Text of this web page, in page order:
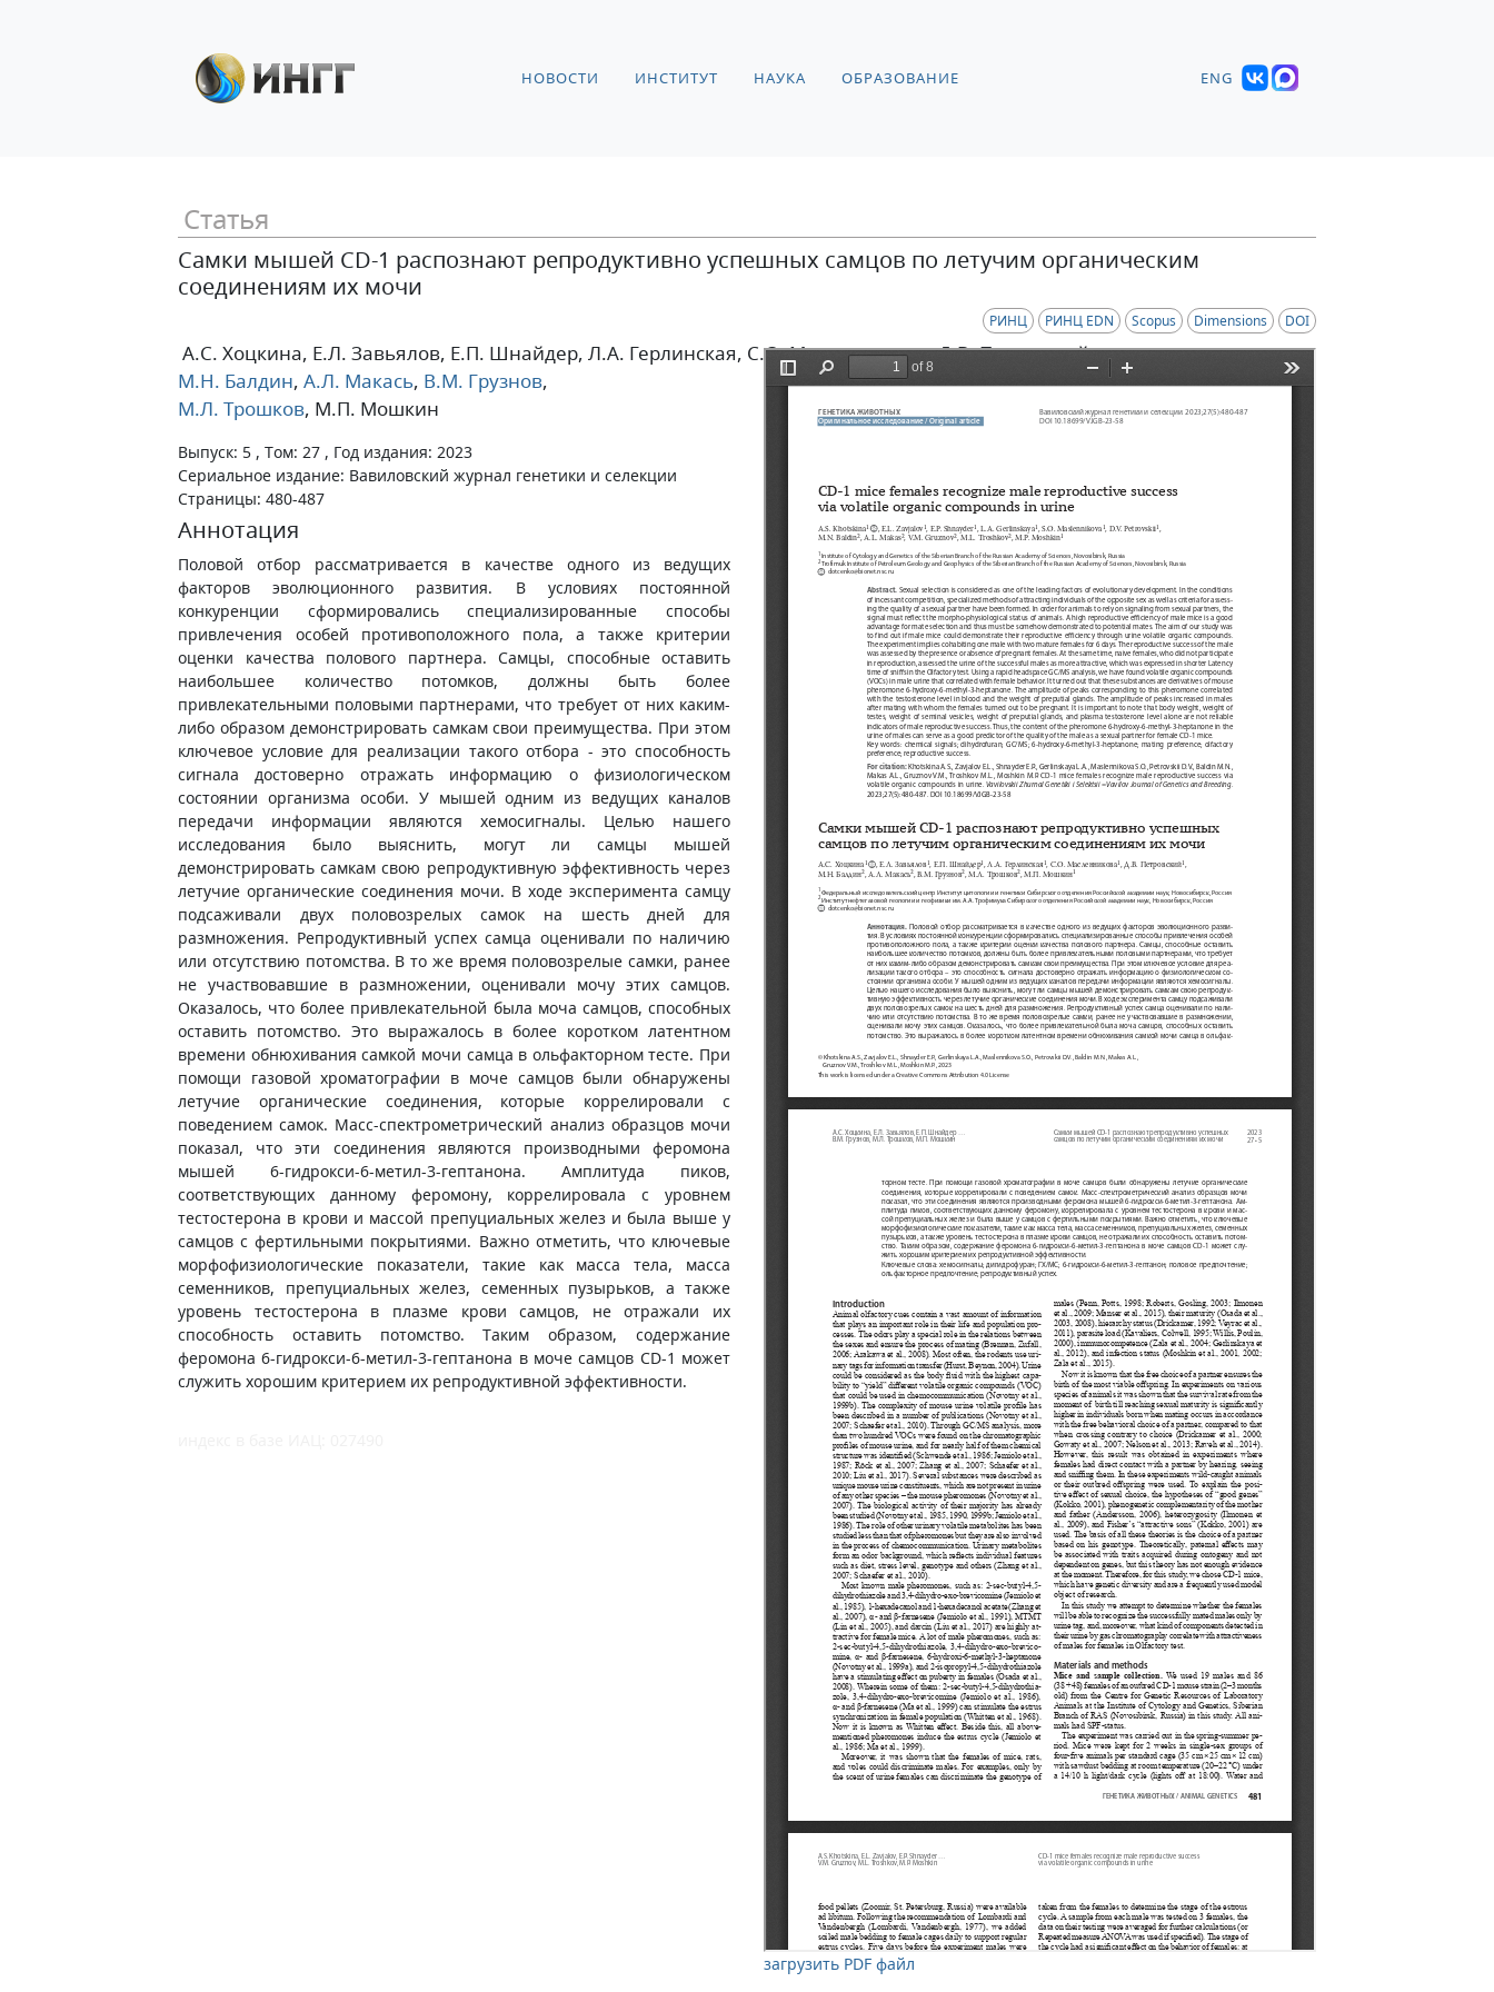
НОВОСТИ ИНСТИТУТ НАУКА ОБРАЗОВАНИЕ ENG
Статья
Самки мышей CD-1 распознают репродуктивно успешных самцов по летучим органическим
соединениям их мочи
РИНЦ РИНЦ EDN Scopus Dimensions DOI
А.С. Хоцкина, Е.Л. Завьялов, Е.П. Шнайдер, Л.А. Герлинская, С.О. Масленникова, Д.В. Петровский,
М.Н. Балдин, А.Л. Макась, В.М. Грузнов,
М.Л. Трошков, М.П. Мошкин
Выпуск: 5 , Том: 27 , Год издания: 2023
Сериальное издание: Вавиловский журнал генетики и селекции
Страницы: 480-487
Аннотация
Половой отбор рассматривается в качестве одного из ведущих
факторов эволюционного развития. В условиях постоянной
конкуренции сформировались специализированные способы
привлечения особей противоположного пола, а также критерии
оценки качества полового партнера. Самцы, способные оставить
наибольшее количество потомков, должны быть более
привлекательными половыми партнерами, что требует от них каким-
либо образом демонстрировать самкам свои преимущества. При этом
ключевое условие для реализации такого отбора - это способность
сигнала достоверно отражать информацию о физиологическом
состоянии организма особи. У мышей одним из ведущих каналов
передачи информации являются хемосигналы. Целью нашего
исследования было выяснить, могут ли самцы мышей
демонстрировать самкам свою репродуктивную эффективность через
летучие органические соединения мочи. В ходе эксперимента самцу
подсаживали двух половозрелых самок на шесть дней для
размножения. Репродуктивный успех самца оценивали по наличию
или отсутствию потомства. В то же время половозрелые самки, ранее
не участвовавшие в размножении, оценивали мочу этих самцов.
Оказалось, что более привлекательной была моча самцов, способных
оставить потомство. Это выражалось в более коротком латентном
времени обнюхивания самкой мочи самца в ольфакторном тесте. При
помощи газовой хроматографии в моче самцов были обнаружены
летучие органические соединения, которые коррелировали с
поведением самок. Масс-спектрометрический анализ образцов мочи
показал, что эти соединения являются производными феромона
мышей 6-гидрокси-6-метил-3-гептанона. Амплитуда пиков,
соответствующих данному феромону, коррелировала с уровнем
тестостерона в крови и массой препуциальных желез и была выше у
самцов с фертильными покрытиями. Важно отметить, что ключевые
морфофизиологические показатели, такие как масса тела, масса
семенников, препуциальных желез, семенных пузырьков, а также
уровень тестостерона в плазме крови самцов, не отражали их
способность оставить потомство. Таким образом, содержание
феромона 6-гидрокси-6-метил-3-гептанона в моче самцов CD-1 может
служить хорошим критерием их репродуктивной эффективности.
загрузить PDF файл